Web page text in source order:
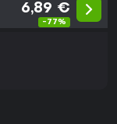
6,89 €
-77%